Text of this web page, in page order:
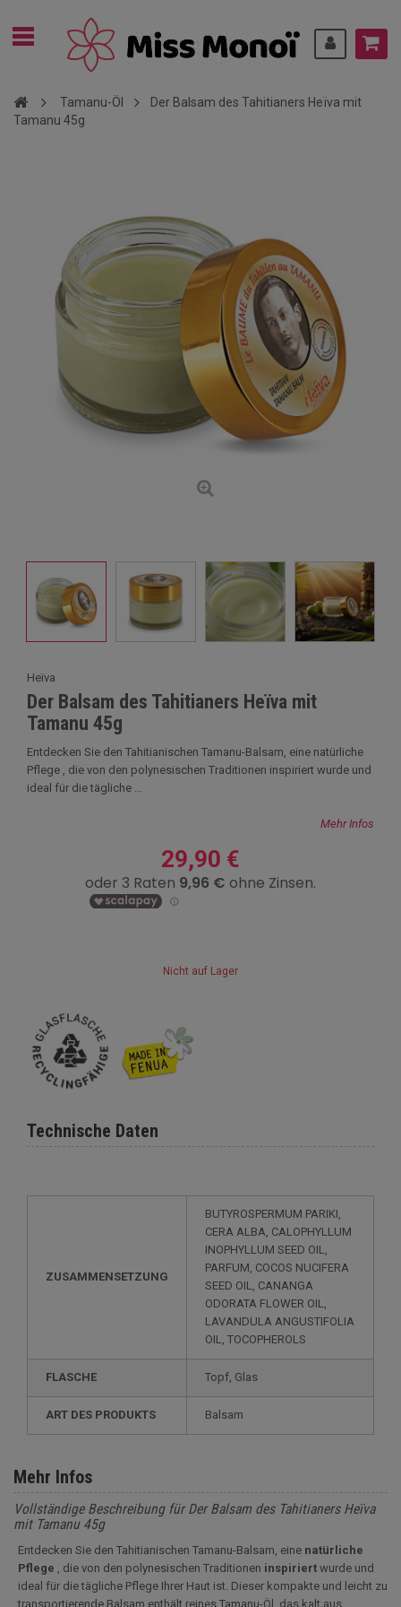
Tamanu-Öl
Der Balsam des Tahitianers Heïva mit
Tamanu 45g
Heïva
Der Balsam des Tahitianers Heïva mit
Tamanu 45g
Entdecken Sie den Tahitianischen Tamanu-Balsam, eine natürliche
Pflege , die von den polynesischen Traditionen inspiriert wurde und
ideal für die tägliche ...
Mehr Infos
29,90 €
Nicht auf Lager
Technische Daten
ZUSAMMENSETZUNG
BUTYROSPERMUM PARIKI,
CERA ALBA, CALOPHYLLUM
INOPHYLLUM SEED OIL,
PARFUM, COCOS NUCIFERA
SEED OIL, CANANGA
ODORATA FLOWER OIL,
LAVANDULA ANGUSTIFOLIA
OIL, TOCOPHEROLS
FLASCHE Topf, Glas
ART DES PRODUKTS Balsam
Mehr Infos
Vollständige Beschreibung für Der Balsam des Tahitianers Heïva
mit Tamanu 45g
Entdecken Sie den Tahitianischen Tamanu-Balsam, eine natürliche
Pflege
, die von den polynesischen Traditionen inspiriert wurde und
ideal für die tägliche Pflege Ihrer Haut ist. Dieser kompakte und leicht zu
transportierende Balsam enthält reines Tamanu-Öl, das kalt aus